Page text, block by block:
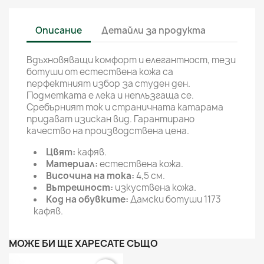
Описание Детайли за продукта
Вдъхновяващи комфорт и елегантност, тези
ботуши от естествена кожа са
перфектният избор за студен ден.
Подметката е лека и неплъзгаща се.
Сребърният ток и страничната катарама
придават изискан вид. Гарантирано
качество на производствена цена.
Цвят: кафяв.
Материал:естествена кожа.
Височина на тока:4,5 см.
Вътрешност: изкуствена кожа.
Код на обувките:Дамски ботуши 1173
кафяв.
МОЖЕ БИ ЩЕ ХАРЕСАТЕ СЪЩО